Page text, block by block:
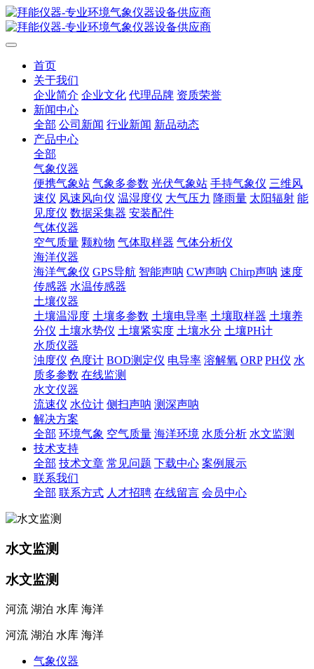
首页
关于我们
企业简介 企业文化 代理品牌 资质荣誉
新闻中心
全部 公司新闻 行业新闻 新品动态
产品中心
全部
气象仪器
便携气象站 气象多参数 光伏气象站 手持气象仪 三维风
速仪 风速风向仪 温湿度仪 大气压力 降雨量 太阳辐射 能
见度仪 数据采集器 安装配件
气体仪器
空气质量 颗粒物 气体取样器 气体分析仪
海洋仪器
海洋气象仪 GPS导航 智能声呐 CW声呐 Chirp声呐 速度
传感器 水温传感器
土壤仪器
土壤温湿度 土壤多参数 土壤电导率 土壤取样器 土壤养
分仪 土壤水势仪 土壤紧实度 土壤水分 土壤PH计
水质仪器
浊度仪 色度计 BOD测定仪 电导率 溶解氧 ORP PH仪 水
质多参数 在线监测
水文仪器
流速仪 水位计 侧扫声呐 测深声呐
解决方案
全部 环境气象 空气质量 海洋环境 水质分析 水文监测
技术支持
全部 技术文章 常见问题 下载中心 案例展示
联系我们
全部 联系方式 人才招聘 在线留言 会员中心
水文监测
水文监测
河流 湖泊 水库 海洋
河流 湖泊 水库 海洋
气象仪器